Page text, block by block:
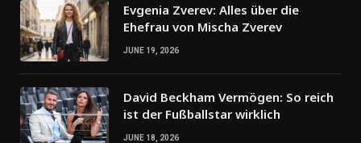
Evgenia Zverev: Alles über die
Ehefrau von Mischa Zverev
JUNE 19, 2026
David Beckham Vermögen: So reich
ist der Fußballstar wirklich
JUNE 18, 2026